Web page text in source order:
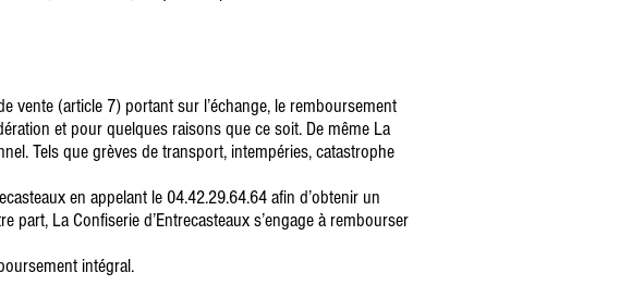
vente (article 7) portant sur l’échange, le remboursement
et pour quelques raisons que ce soit. De même La
Tels que grèves de transport, intempéries, catastrophe
en appelant le 04.42.29.64.64 afin d’obtenir un
La Confiserie d’Entrecasteaux s’engage à rembourser
intégral.